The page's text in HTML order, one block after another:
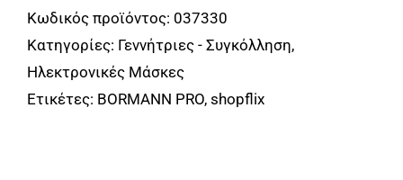
BIW2030
Μάσκα
Ηλεκτρονική
Ρυθμιζόμενη
Κωδικός προϊόντος: 037330
Κατηγορίες: Γεννήτριες - Συγκόλληση,
Ηλεκτρονικές Μάσκες
Ετικέτες: BORMANN PRO, shopflix